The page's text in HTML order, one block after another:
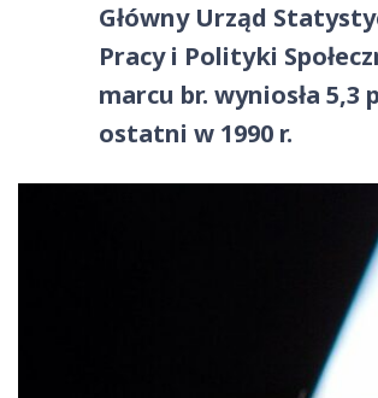
Główny Urząd
Pracy i Polityki
marcu br. wyniosła
ostatni w 1990 r.